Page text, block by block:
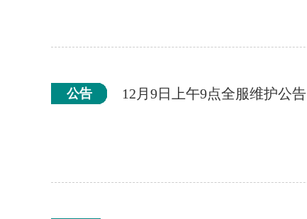
公告 12月9日上午9点全服维护公告